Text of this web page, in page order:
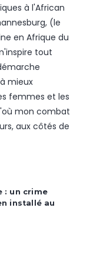
à l'African
(le
en Afrique du
tout
mieux
femmes et les
mon combat
aux côtés de
: un crime
installé au